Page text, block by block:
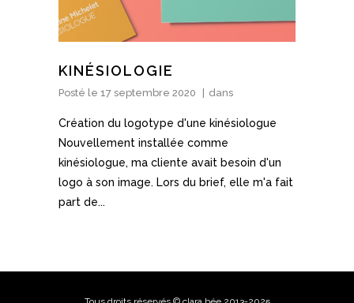
KINÉSIOLOGIE
Posté le 17 septembre 2020 dans
Création du logotype d'une kinésiologue
Nouvellement installée comme
kinésiologue, ma cliente avait besoin d'un
logo à son image. Lors du brief, elle m'a fait
part de...